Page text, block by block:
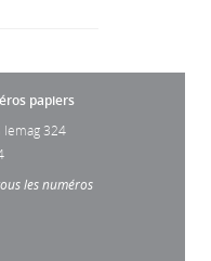
papiers
lemag 324
les numéros